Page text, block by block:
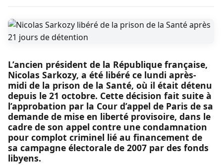
L’ancien président de la République française,
Nicolas Sarkozy, a été libéré ce lundi après-
midi de la prison de la Santé, où il était détenu
depuis le 21 octobre. Cette décision fait suite à
l’approbation par la Cour d’appel de Paris de sa
demande de mise en liberté provisoire, dans le
cadre de son appel contre une condamnation
pour complot criminel lié au financement de
sa campagne électorale de 2007 par des fonds
libyens.